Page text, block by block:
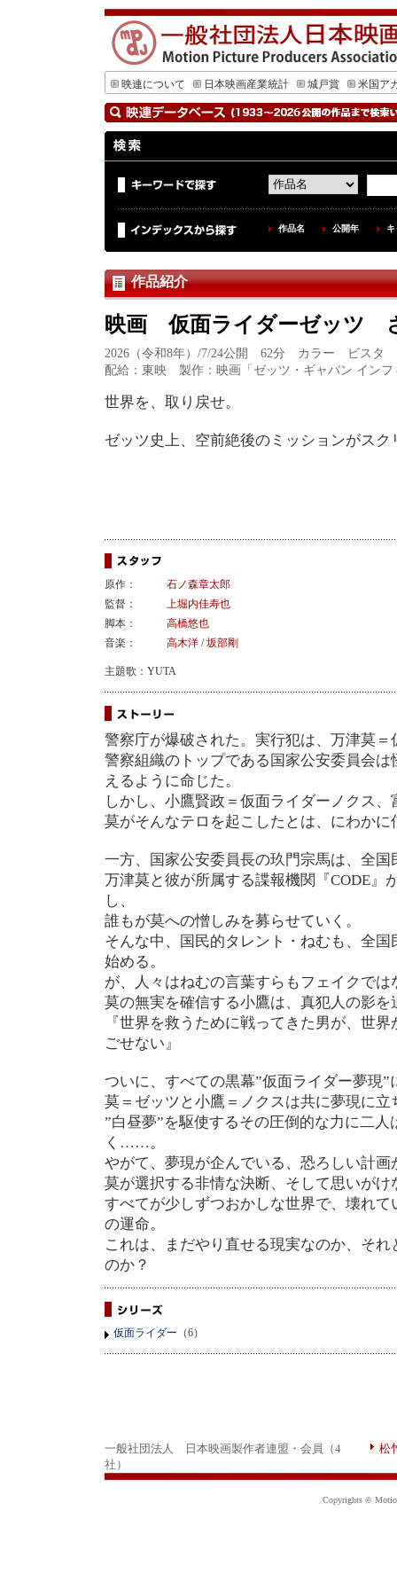
映連について 日本映画産業統計 城戸賞 米国ア
作品名 公開年
作品紹介
映画 仮面ライダーゼッツ
2026（令和8年）/7/24公開 62分 カラー ビスタ
配給：東映 製作：映画「ゼッツ・ギャバン インフ
世界を、取り戻せ。
ゼッツ史上、空前絶後のミッションがス
原作：
石ノ森章太郎
監督：
上堀内佳寿也
脚本：
高橋悠也
音楽：
高木洋/坂部剛
主題歌：YUTA
警察庁が爆破された。実行犯は、万津莫＝
警察組織のトップである国家公安委員会
えるように命じた。
しかし、小鷹賢政＝仮面ライダーノクス
莫がそんなテロを起こしたとは、にわかに
一方、国家公安委員長の玖門宗馬は、全国
万津莫と彼が所属する諜報機関『CODE』
し、
誰もが莫への憎しみを募らせていく。
そんな中、国民的タレント・ねむも、全
始める。
が、人々はねむの言葉すらもフェイクで
莫の無実を確信する小鷹は、真犯人の影を
『世界を救うために戦ってきた男が、世
ごせない』
ついに、すべての黒幕”仮面ライダー夢現”
莫＝ゼッツと小鷹＝ノクスは共に夢現に立
”白昼夢”を駆使するその圧倒的な力に二
く……。
やがて、夢現が企んでいる、恐ろしい計
莫が選択する非情な決断、そして思いが
すべてが少しずつおかしな世界で、壊れ
の運命。
これは、まだやり直せる現実なのか、そ
のか？
仮面ライダー （6）
一般社団法人 日本映画製作者連盟・会員（4
社）
松
Copyrights ©